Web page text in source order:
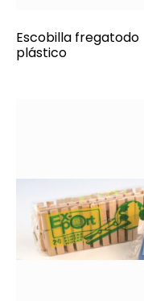
Escobilla fregatodo
plástico